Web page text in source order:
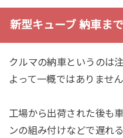
新型キューブ 納車ま
クルマの納車というのは
よって一概ではありません
工場から出荷された後も
ンの組み付けなどで遅れ